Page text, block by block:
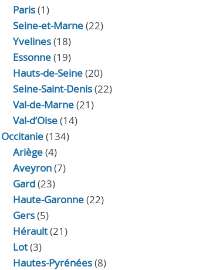
Paris(1)
Seine-et-Marne(22)
Yvelines(18)
Essonne(19)
Hauts-de-Seine(20)
Seine-Saint-Denis(22)
Val-de-Marne(21)
Val-d’Oise(14)
Occitanie(134)
Ariège(4)
Aveyron(7)
Gard(23)
Haute-Garonne(22)
Gers(5)
Hérault(21)
Lot(3)
Hautes-Pyrénées(8)